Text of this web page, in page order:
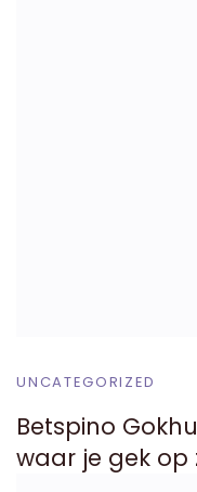
UNCATEGORIZED
Betspino
waar je gek op